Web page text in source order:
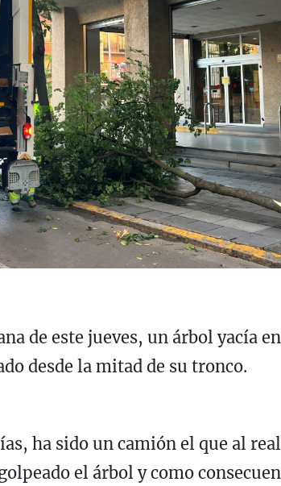
de este jueves, un árbol yacía
desde la mitad de su tronco.
ha sido un camión el que al
el árbol y como